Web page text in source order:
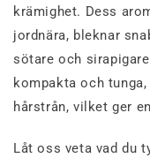
krämighet. Dess
jordnära, bleknar
sötare och
kompakta och
hårstrån, vilket ger
Låt oss veta vad du